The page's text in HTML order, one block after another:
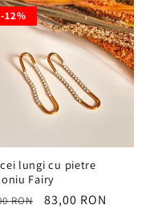
-12%
lungi cu pietre
Fairy
RON
Preț
83,00 RON